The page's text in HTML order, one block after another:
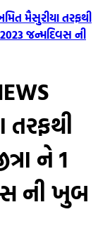
મૈસુરીયા તરફથી
જન્મદિવસ ની
ને 1
ની ખુબ